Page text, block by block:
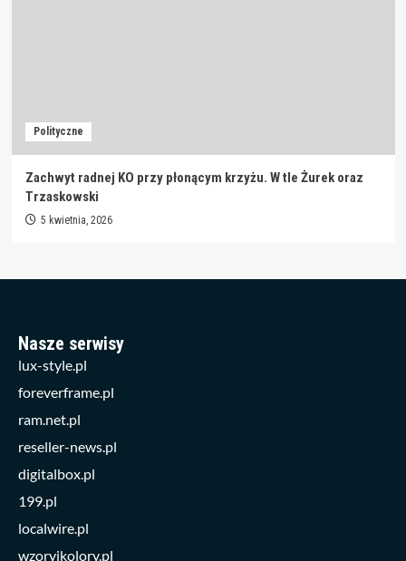
Polityczne
Zachwyt radnej KO przy płonącym krzyżu. W tle Żurek oraz
Trzaskowski
5 kwietnia, 2026
Nasze serwisy
lux-style.pl
foreverframe.pl
ram.net.pl
reseller-news.pl
digitalbox.pl
199.pl
localwire.pl
wzoryikolory.pl